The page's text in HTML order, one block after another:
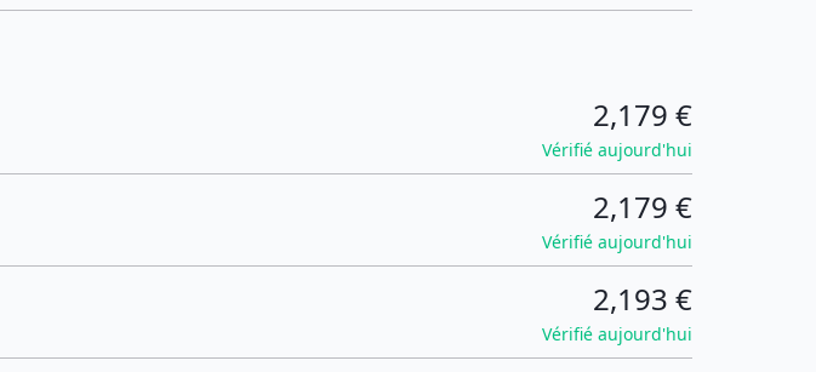
2,179 €
Vérifié aujourd'hui
2,179 €
Vérifié aujourd'hui
2,193 €
Vérifié aujourd'hui